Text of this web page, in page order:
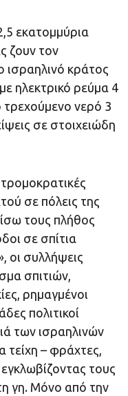
εκατομμύρια
ζουν τον
κράτος
ηλεκτρικό ρεύμα 4
νερό 3
σε στοιχειώδη
σε πόλεις της
τους πλήθος
σε σπίτια
οι συλλήψεις
σπιτιών,
ρημαγμένοι
πολιτικοί
των ισραηλινών
– φράχτες,
τους
γη. Μόνο από την